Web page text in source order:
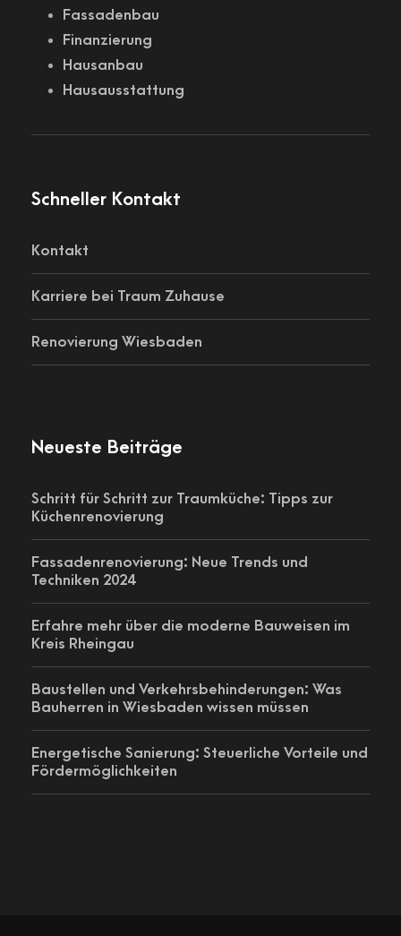
Fassadenbau
Finanzierung
Hausanbau
Hausausstattung
Schneller Kontakt
Kontakt
Karriere bei Traum Zuhause
Renovierung Wiesbaden
Neueste Beiträge
Schritt für Schritt zur Traumküche: Tipps zur
Küchenrenovierung
Fassadenrenovierung: Neue Trends und
Techniken 2024
Erfahre mehr über die moderne Bauweisen im
Kreis Rheingau
Baustellen und Verkehrsbehinderungen: Was
Bauherren in Wiesbaden wissen müssen
Energetische Sanierung: Steuerliche Vorteile und
Fördermöglichkeiten